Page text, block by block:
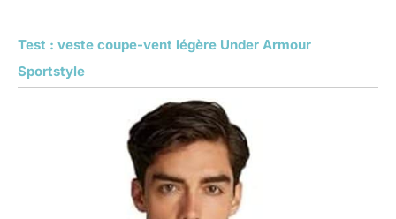
Test : veste coupe-vent légère Under Armour
Sportstyle